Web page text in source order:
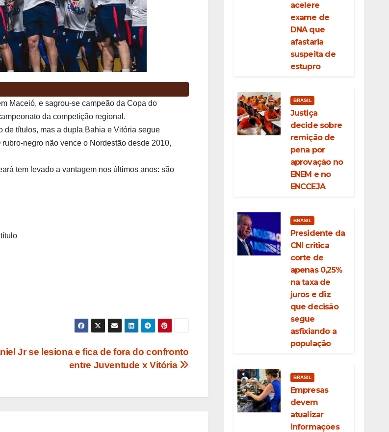
Maceió, e sagrou-se campeão da Copa do
da competição regional.
de títulos, mas a dupla Bahia e Vitória segue
negro não vence o Nordestão desde 2010,
tem levado a vantagem nos últimos anos: são
Jr se lesiona e fica de fora do confronto
entre Juventude x Vitória
acelere
exame de
DNA que
afastaria
suspeita de
estupro
BRASIL
Justiça
decide sobre
remição de
pena por
aprovação no
ENEM e no
ENCCEJA
BRASIL
Presidente da
CNI critica
corte de
apenas 0,25%
na taxa de
juros e diz
que decisão
segue
asfixiando a
população
BRASIL
Empresas
devem
atualizar
informações